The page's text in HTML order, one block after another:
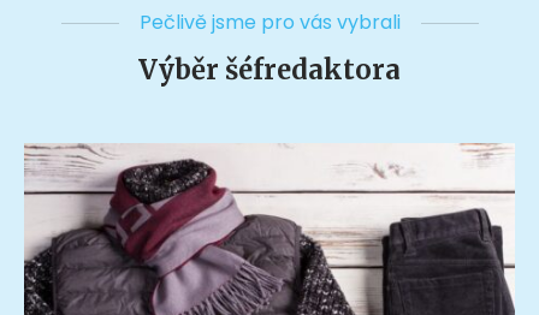
Pečlivě jsme pro vás vybrali
Výběr šéfredaktora